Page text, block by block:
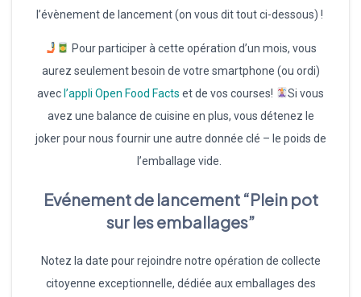
l’évènement de lancement (on vous dit tout ci-dessous) !
Pour participer à cette opération d’un mois, vous
aurez seulement besoin de votre smartphone (ou ordi)
avec l’appli Open Food Facts et de vos courses!
Si vous
avez une balance de cuisine en plus, vous détenez le
joker pour nous fournir une autre donnée clé – le poids de
l’emballage vide.
Evénement de lancement “Plein pot
sur les emballages”
Notez la date pour rejoindre notre opération de collecte
citoyenne exceptionnelle, dédiée aux emballages des